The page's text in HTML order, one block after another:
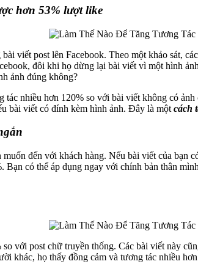
hơn 53% lượt like
viết post lên Facebook. Theo một khảo sát,
đôi khi họ dừng lại bài viết vì một hình
ảnh đúng không?
tác nhiều hơn 120% so với bài viết không có
bài viết có đính kèm hình ảnh. Đây là một cách
đến với khách hàng. Nếu bài viết của bạn
có thể áp dụng ngay với chính bản thân
với post chữ truyền thống. Các bài viết này
khác, họ thấy đồng cảm và tương tác nhiều